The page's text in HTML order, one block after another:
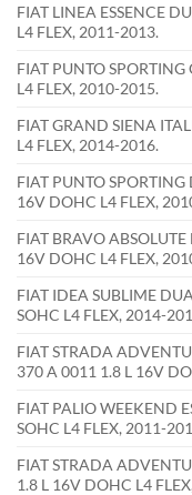
FIAT LINEA ESSENCE
L4 FLEX, 2011-2013.
FIAT PUNTO
L4 FLEX, 2010-2015.
FIAT GRAND SIENA
L4 FLEX, 2014-2016.
FIAT PUNTO SPORTING
16V DOHC L4 FLEX,
FIAT BRAVO
16V DOHC L4 FLEX,
FIAT IDEA SUBLIME
SOHC L4 FLEX, 2014-
FIAT STRADA
370 A 0011 1.8 L 16V
FIAT PALIO WEEKEND
SOHC L4 FLEX, 2011-
FIAT STRADA
1.8 L 16V DOHC L4